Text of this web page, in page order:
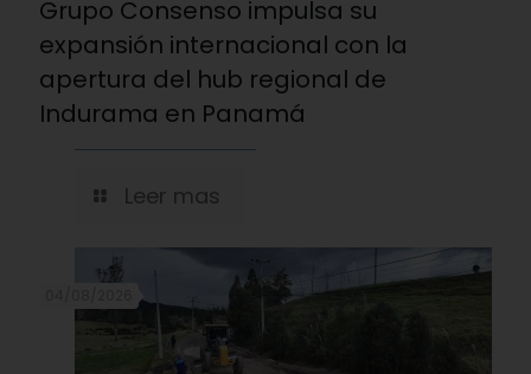
Grupo Consenso impulsa su
expansión internacional con la
apertura del hub regional de
Indurama en Panamá
Leer mas